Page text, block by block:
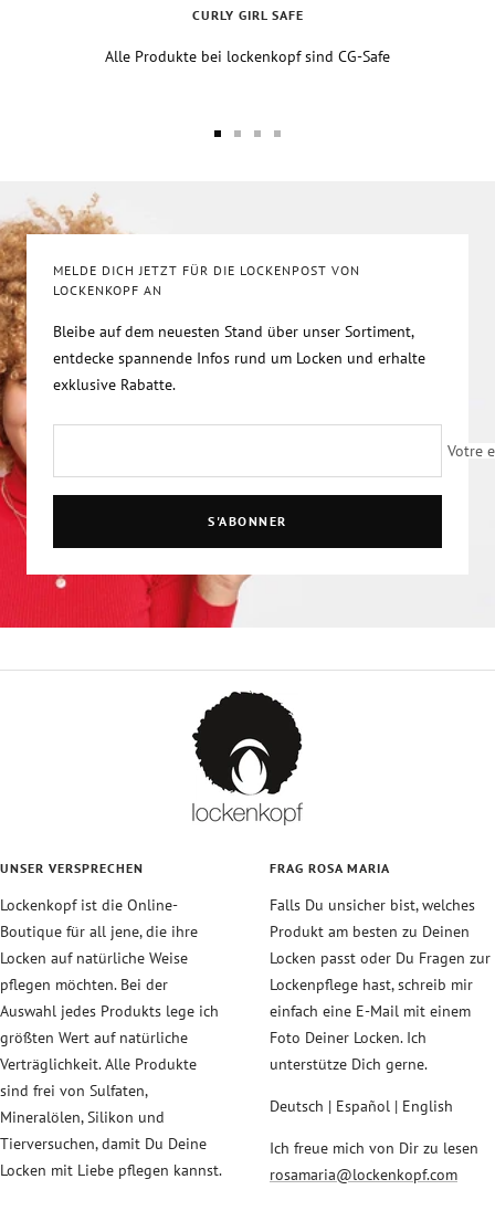
CURLY GIRL SAFE
Alle Produkte bei lockenkopf sind CG-Safe
MELDE DICH JETZT FÜR DIE LOCKENPOST VON
LOCKENKOPF AN
Bleibe auf dem neuesten Stand über unser Sortiment,
entdecke spannende Infos rund um Locken und erhalte
exklusive Rabatte.
Votre
S'ABONNER
UNSER VERSPRECHEN
Lockenkopf ist die Online-
Boutique für all jene, die ihre
Locken auf natürliche Weise
pflegen möchten. Bei der
Auswahl jedes Produkts lege ich
größten Wert auf natürliche
Verträglichkeit. Alle Produkte
sind frei von Sulfaten,
Mineralölen, Silikon und
Tierversuchen, damit Du Deine
Locken mit Liebe pflegen kannst.
FRAG ROSA MARIA
Falls Du unsicher bist, welches
Produkt am besten zu Deinen
Locken passt oder Du Fragen zur
Lockenpflege hast, schreib mir
einfach eine E-Mail mit einem
Foto Deiner Locken. Ich
unterstütze Dich gerne.
Deutsch | Español | English
Ich freue mich von Dir zu lesen
rosamaria@lockenkopf.com